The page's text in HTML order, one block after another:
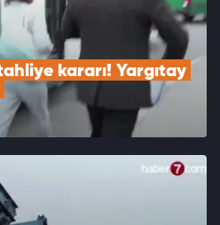
kararı! Yargıtay